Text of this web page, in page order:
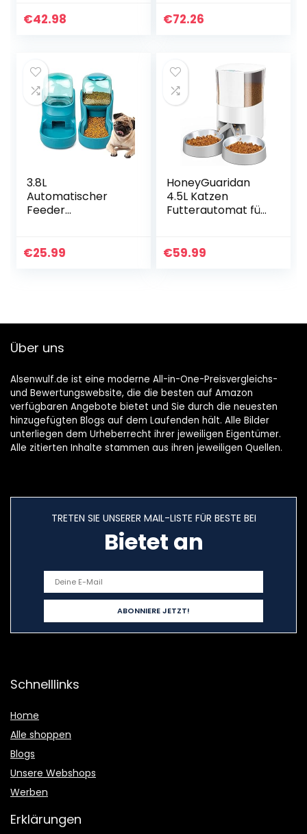
und kleine Hunde,
el,
programmierbare
Portionskontrolle,
10s
Sprachaufzeichnu
ng
€42.98
Futterspender für
Sprachaufzeichnu
ng und
Portionskontrolle
€72.26
3.8L
Automatischer
Feeder
Haustiere
und
für Hunde Katzen
(Dunkelgrün)
€25.99
HoneyGuaridan
4.5L Katzen
Futterautomat für
Futterspender für
6 Mahlzeiten
€59.99
Über uns
Alsenwulf.de ist eine moderne All-in-One-Preisvergleichs-
und Bewertungswebsite, die die besten auf Amazon
verfügbaren Angebote bietet und Sie durch die neuesten
hinzugefügten Blogs auf dem Laufenden hält. Alle Bilder
unterliegen dem Urheberrecht ihrer jeweiligen Eigentümer.
Alle zitierten Inhalte stammen aus ihren jeweiligen Quellen.
TRETEN SIE UNSERER MAIL-LISTE FÜR BESTE BEI
Bietet an
Schnelllinks
Home
Alle shoppen
Blogs
Unsere Webshops
Werben
Erklärungen